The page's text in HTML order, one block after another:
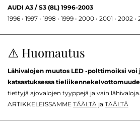
AUDI A3 / S3 (8L) 1996-2003
1996 • 1997 • 1998 • 1999 • 2000 • 2001 • 2002
⚠️ Huomautus
Lähivalojen muutos LED -polttimoiksi voi
katsastuksessa
tiettyjä ajovalojen tyyppejä ja vain
ARTIKKELEISSAMME TÄÄLTÄ ja TÄÄLTÄ